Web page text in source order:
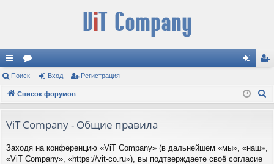
с
ы
и
ор
ум д ис
ия
Поиск Вход Регистрация
Список форумов
ViT Company - Общие правила
Заходя на конференцию «ViT Company» (в дальнейшем «мы», «наш»,
«ViT Company», «https://vit-co.ru»), вы подтверждаете своё согласие